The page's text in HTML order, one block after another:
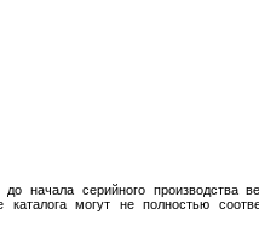
до начала серийного производства
каталога могут не полностью